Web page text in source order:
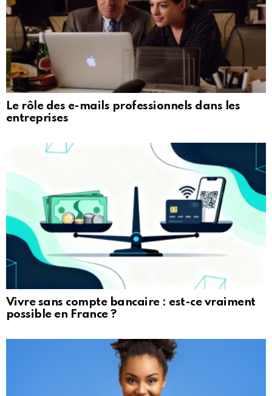
Le rôle des e-mails professionnels dans les
entreprises
Vivre sans compte bancaire : est-ce vraiment
possible en France ?